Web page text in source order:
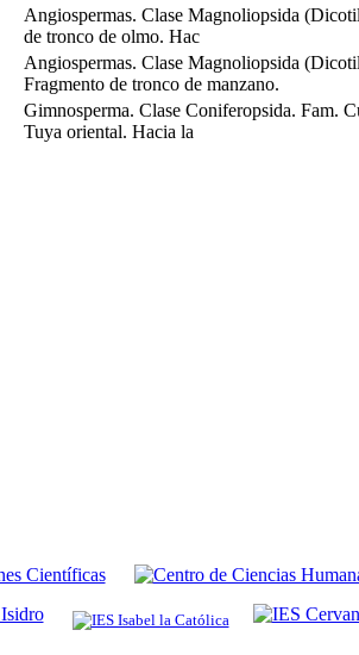
Angiospermas. Clase Magnoliopsida
de tronco de olmo. Hac
Angiospermas. Clase Magnoliopsida
Fragmento de tronco de manzano.
Gimnosperma. Clase Coniferopsida. Fam.
Tuya oriental. Hacia la